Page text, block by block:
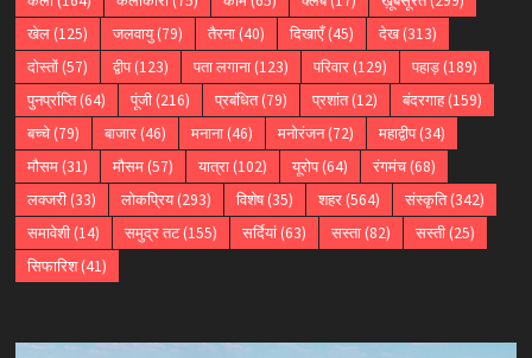
खेल(125) जलवायु(79) तैरना(40) दिखाएँ(45) देख(313)
दोस्तों(57) द्वीप(123) पता लगाना(123) परिवार(129) पहाड़(189)
पुनर्प्राप्ति(64) पूंजी(216) प्रबंधित(79) प्रशांत(12) बंदरगाह(159)
बच्चे(79) बाजार(46) मनाना(46) मनोरंजन(72) महाद्वीप(34)
मौसम(31) मौसम(57) यात्रा(102) यूरोप(64) रंगमंच(68)
लक्जरी(33) लोकप्रिय(293) विशेष(35) शहर(564) संस्कृति(342)
समावेशी(14) समुद्र तट(155) सर्दियां(63) सस्ता(82) सस्ती(25)
सिफारिश(41)